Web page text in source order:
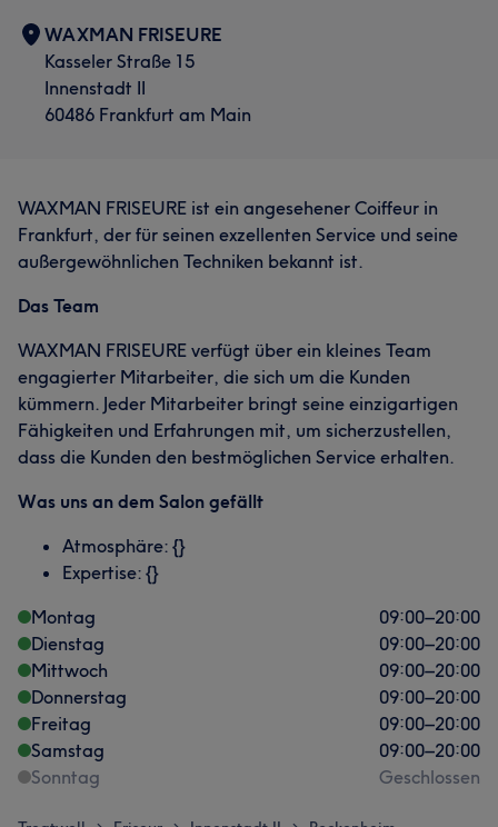
WAXMAN FRISEURE
Kasseler Straße 15
Innenstadt II
60486 Frankfurt am Main
WAXMAN FRISEURE ist ein angesehener Coiffeur in
Frankfurt, der für seinen exzellenten Service und seine
außergewöhnlichen Techniken bekannt ist.
Das Team
WAXMAN FRISEURE verfügt über ein kleines Team
engagierter Mitarbeiter, die sich um die Kunden
kümmern. Jeder Mitarbeiter bringt seine einzigartigen
Fähigkeiten und Erfahrungen mit, um sicherzustellen,
dass die Kunden den bestmöglichen Service erhalten.
Was uns an dem Salon gefällt
Atmosphäre: {}
Expertise: {}
Montag
09:00–20:00
Dienstag
09:00–20:00
Mittwoch
09:00–20:00
Donnerstag
09:00–20:00
Freitag
09:00–20:00
Samstag
09:00–20:00
Sonntag
Geschlossen